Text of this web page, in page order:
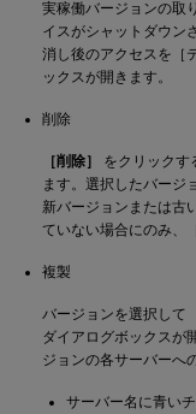
実稼働バージョンの取
イスがシャットダウン
消し後のアクセスを［
ックスが開きます。
削除
［削除］
をクリックす
ます。選択したバージ
新バージョンまたは古
ていない場合にのみ、
複製
バージョンを選択して
ダイアログボックスが
ジョンの各サーバーへ
サーバー名に青い